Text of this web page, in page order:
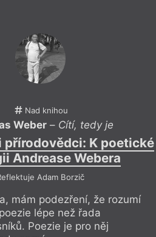
Nad knihou
Weber – Cítí, tedy je
přírodovědci: K poetické
Andrease Webera
Adam Borzič
mám podezření, že rozumí
lépe než řada
Poezie je pro něj